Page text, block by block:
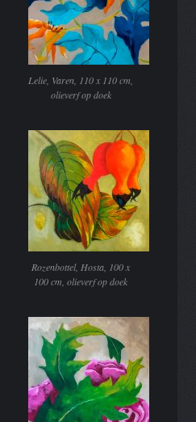
Lelie, Varen, 110 x 110 cm,
olieverf op doek
Rozenbottel, Hosta, 100 x
100 cm, olieverf op doek